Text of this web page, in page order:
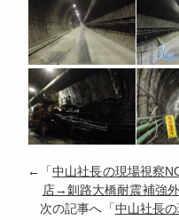
←「中山社長の現場視察
店→釧路大橋耐震補強
次の記事へ「 中山社長